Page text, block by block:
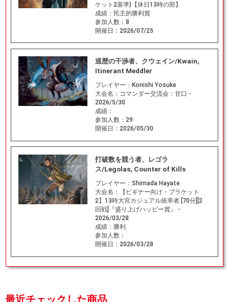
ケット2基準)【休日13時の部】
成績： 民主的勝利賞
参加人数： 8
開催日： 2026/07/25
巡歴の干渉者、クウェイン/Kwain,
Itinerant Meddler
プレイヤー： Konishi Yosuke
大会名： コマンダー交流会：甘口 -
2026/5/30
成績：
参加人数： 29
開催日： 2026/05/30
打破数を競う者、レゴラ
ス/Legolas, Counter of Kills
プレイヤー： Shimada Hayate
大会名：
【ビギナー向け・ブラケット
2】13時大宮カジュアル統率者 [70分][2
回戦]『盛り上げハッピー賞』 -
2026/03/28
成績： 勝利
参加人数：
開催日： 2026/03/28